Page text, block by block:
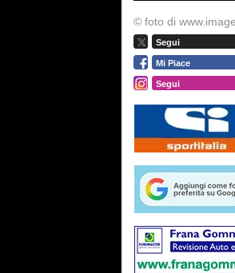
© foto di
Segui
Mi Piace
Segui